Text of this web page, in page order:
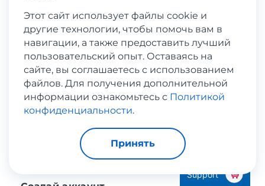
Rituals | Body Scrub Bar
Как покупать за границей и
получать заказы в Украине?
Этот сайт использует файлы cookie и
другие технологии, чтобы помочь вам в
навигации, а также предоставить лучший
пользовательский опыт. Оставаясь на
сайте, вы соглашаетесь с использованием
файлов. Для получения дополнительной
информации ознакомьтесь с Политикой
конфиденциальности.
Принять
Support